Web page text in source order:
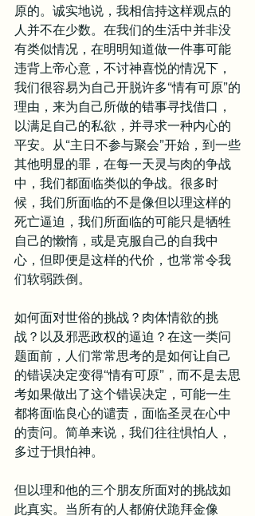
原的。诚实地说，我相信持这样观点的
人并不在少数。在我们的生活中并非没
有类似情况，在明明知道做一件事可能
违背上帝心意，不讨神喜悦的情况下，
我们很容易为自己开脱许多“情有可原”的
理由，来为自己所做的错事寻找借口，
以满足自己的私欲，并寻求一种内心的
平安。从“主日不参与聚会”开始，到一些
其他明显的罪，在每一天灵与肉的争战
中，我们都面临类似的争战。很多时
候，我们所面临的不是像但以理这样的
死亡逼迫，我们所面临的可能只是牺牲
自己的懒惰，或是克服自己的自我中
心，但即便是这样的代价，也常常令我
们软弱跌倒。
如何面对世俗的挑战？肉体情欲的挑
战？以及邪恶政权的逼迫？在这一类问
题面前，人们常常思考的是如何让自己
的错误决定变得“情有可原”，而不是去思
考如果做出了这个错误决定，可能一生
都将面临良心的谴责，面临圣灵在心中
的责问。简单来说，我们往往惧怕人，
多过于惧怕神。
但以理和他的三个朋友所面对的挑战如
此真实。当所有的人都俯伏跪拜金像